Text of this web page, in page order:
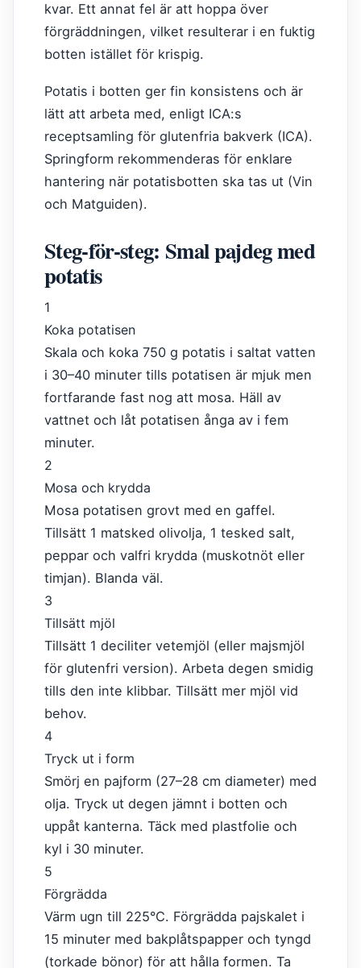
kvar. Ett annat fel är att hoppa över
förgräddningen, vilket resulterar i en fuktig
botten istället för krispig.
Potatis i botten ger fin konsistens och är
lätt att arbeta med, enligt ICA:s
receptsamling för glutenfria bakverk (ICA).
Springform rekommenderas för enklare
hantering när potatisbotten ska tas ut (Vin
och Matguiden).
Steg-för-steg: Smal pajdeg med
potatis
1
Koka potatisen
Skala och koka 750 g potatis i saltat vatten
i 30–40 minuter tills potatisen är mjuk men
fortfarande fast nog att mosa. Häll av
vattnet och låt potatisen ånga av i fem
minuter.
2
Mosa och krydda
Mosa potatisen grovt med en gaffel.
Tillsätt 1 matsked olivolja, 1 tesked salt,
peppar och valfri krydda (muskotnöt eller
timjan). Blanda väl.
3
Tillsätt mjöl
Tillsätt 1 deciliter vetemjöl (eller majsmjöl
för glutenfri version). Arbeta degen smidig
tills den inte klibbar. Tillsätt mer mjöl vid
behov.
4
Tryck ut i form
Smörj en pajform (27–28 cm diameter) med
olja. Tryck ut degen jämnt i botten och
uppåt kanterna. Täck med plastfolie och
kyl i 30 minuter.
5
Förgrädda
Värm ugn till 225°C. Förgrädda pajskalet i
15 minuter med bakplåtspapper och tyngd
(torkade bönor) för att hålla formen. Ta